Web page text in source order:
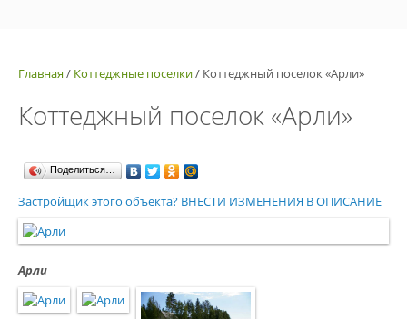
Главная / Коттеджные поселки/ Коттеджный поселок «Арли»
Коттеджный поселок «Арли»
Поделиться…
Застройщик этого объекта? ВНЕСТИ ИЗМЕНЕНИЯ В ОПИСАНИЕ
Арли